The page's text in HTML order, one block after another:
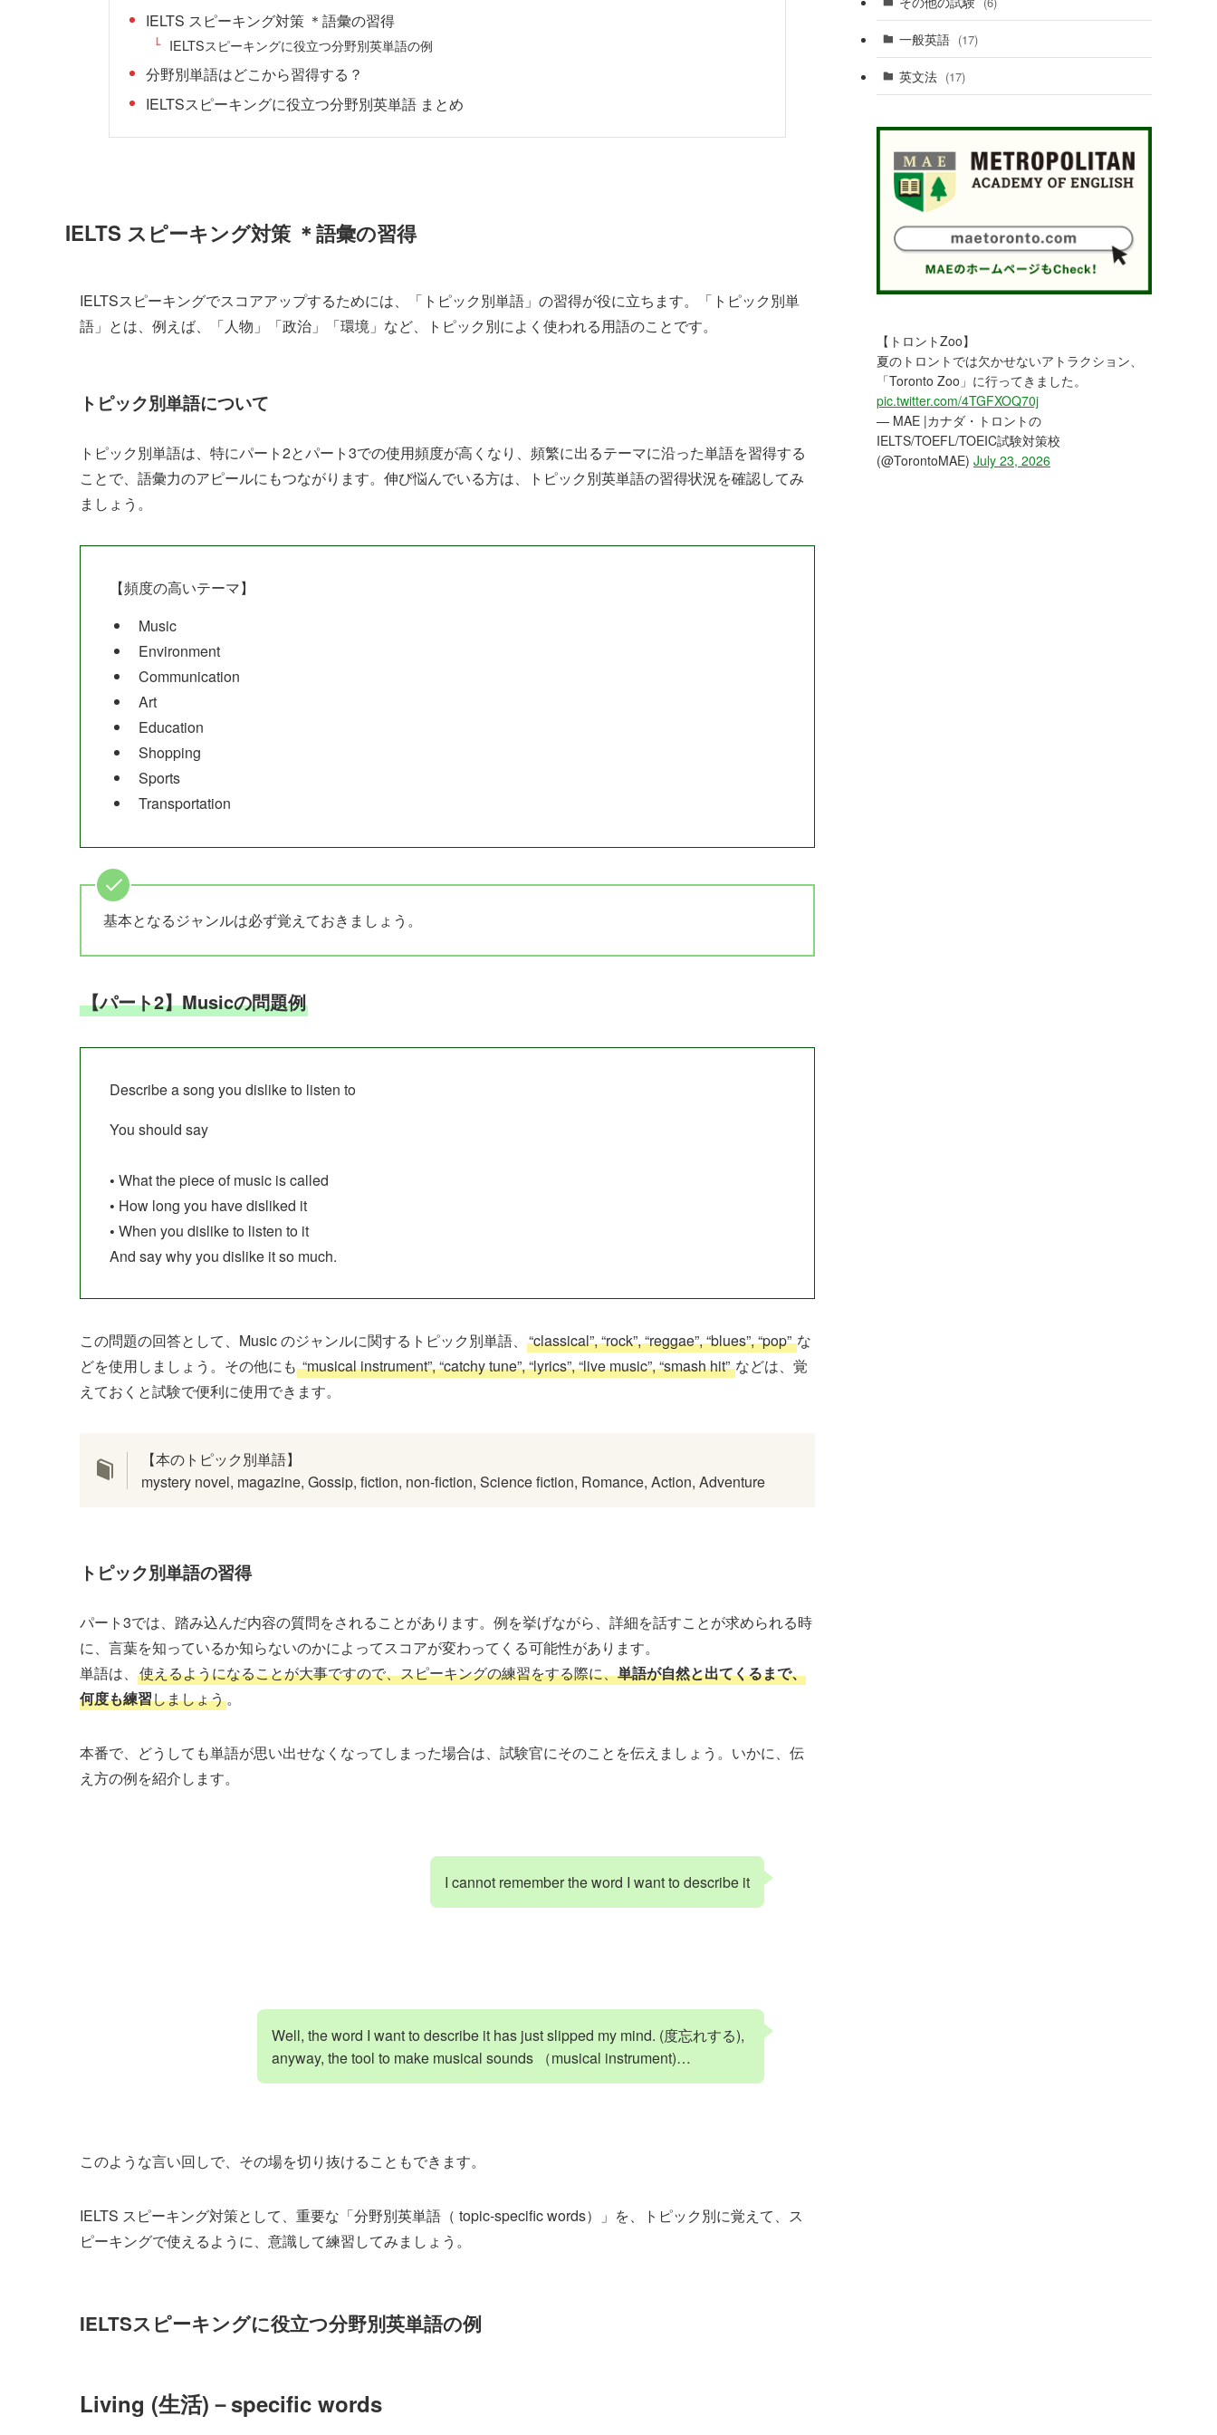
IELTS スピーキング対策 ＊語彙の習得
IELTSスピーキングに役立つ分野別英単語の例
分野別単語はどこから習得する？
IELTSスピーキングに役立つ分野別英単語 まとめ
IELTS スピーキング対策 ＊語彙の習得
IELTSスピーキングでスコアアップするためには、「トピック別単語」の習得が役に立ちます。「トピック別単
語」とは、例えば、「人物」「政治」「環境」など、トピック別によく使われる用語のことです。
トピック別単語について
トピック別単語は、特にパート2とパート3での使用頻度が高くなり、頻繁に出るテーマに沿った単語を習得する
ことで、語彙力のアピールにもつながります。伸び悩んでいる方は、トピック別英単語の習得状況を確認してみ
ましょう。
【頻度の高いテーマ】
Music
Environment
Communication
Art
Education
Shopping
Sports
Transportation
基本となるジャンルは必ず覚えておきましょう。
【パート2】Musicの問題例
Describe a song you dislike to listen to
You should say
• What the piece of music is called
• How long you have disliked it
• When you dislike to listen to it
And say why you dislike it so much.
この問題の回答として、Music のジャンルに関するトピック別単語、 “classical”, “rock”, “reggae”, “blues”, “pop”な
どを使用しましょう。その他にも“musical instrument”, “catchy tune”, “lyrics”, “live music”, “smash hit”などは、覚
えておくと試験で便利に使用できます。
【本のトピック別単語】
mystery novel, magazine, Gossip, fiction, non-fiction, Science fiction, Romance, Action, Adventure
トピック別単語の習得
パート3では、踏み込んだ内容の質問をされることがあります。例を挙げながら、詳細を話すことが求められる時
に、言葉を知っているか知らないのかによってスコアが変わってくる可能性があります。
単語は、 使えるようになることが大事ですので、スピーキングの練習をする際に、単語が自然と出てくるまで、
何度も練習しましょう。
本番で、どうしても単語が思い出せなくなってしまった場合は、試験官にそのことを伝えましょう。いかに、伝
え方の例を紹介します。
I cannot remember the word I want to describe it
Well, the word I want to describe it has just slipped my mind. (度忘れする),
anyway, the tool to make musical sounds （musical instrument)…
このような言い回しで、その場を切り抜けることもできます。
IELTS スピーキング対策として、重要な「分野別英単語（ topic-specific words）」を、トピック別に覚えて、ス
ピーキングで使えるように、意識して練習してみましょう。
IELTSスピーキングに役立つ分野別英単語の例
Living (生活)－specific words
一般英語 (17)
英文法 (17)
【トロントZoo】
夏のトロントでは欠かせないアトラクション、
「Toronto Zoo」に行ってきました。
pic.twitter.com/4TGFXOQ70j
— MAE |カナダ・トロントの
IELTS/TOEFL/TOEIC試験対策校
(@TorontoMAE) July 23, 2026